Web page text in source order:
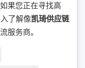
果您正在寻找高
了解像凯琦供应链
服务商。